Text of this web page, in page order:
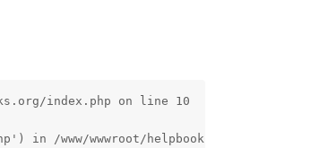
index.php on line 10
/www/wwwroot/helpbooks.org/index.php